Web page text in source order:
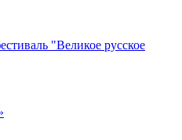
"Великое русское